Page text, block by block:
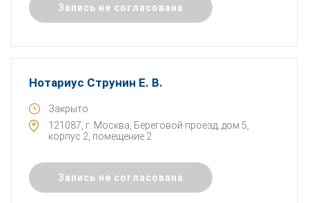
Запись не согласована
Нотариус Струнин Е. В.
Закрыто
121087, г. Москва, Береговой проезд, дом 5,
корпус 2, помещение 2
Запись не согласована